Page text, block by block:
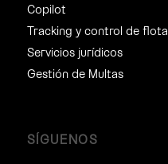
Copilot
Tracking y control de flota
Servicios jurídicos
Gestión de Multas
SÍGUENOS